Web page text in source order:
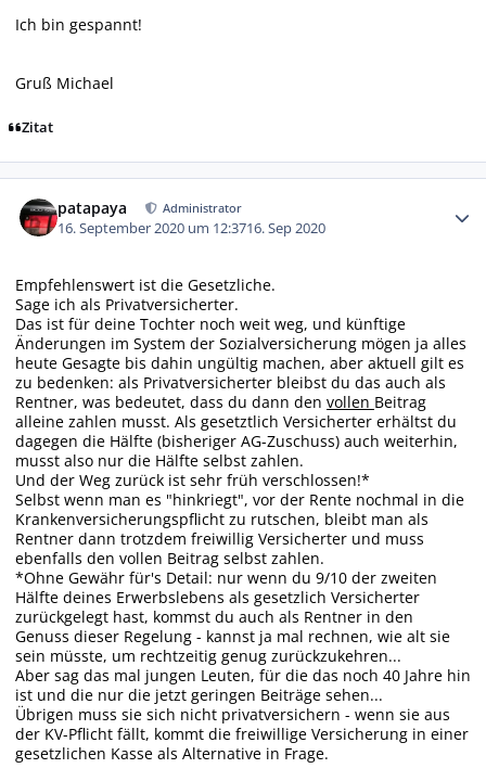
Ich bin gespannt!
Gruß Michael
Zitat
patapaya Administrator
16. September 2020 um 12:3716. Sep 2020
Empfehlenswert ist die Gesetzliche.
Sage ich als Privatversicherter.
Das ist für deine Tochter noch weit weg, und künftige
Änderungen im System der Sozialversicherung mögen ja alles
heute Gesagte bis dahin ungültig machen, aber aktuell gilt es
zu bedenken: als Privatversicherter bleibst du das auch als
Rentner, was bedeutet, dass du dann den vollen Beitrag
alleine zahlen musst. Als gesetztlich Versicherter erhältst du
dagegen die Hälfte (bisheriger AG-Zuschuss) auch weiterhin,
musst also nur die Hälfte selbst zahlen.
Und der Weg zurück ist sehr früh verschlossen!*
Selbst wenn man es "hinkriegt", vor der Rente nochmal in die
Krankenversicherungspflicht zu rutschen, bleibt man als
Rentner dann trotzdem freiwillig Versicherter und muss
ebenfalls den vollen Beitrag selbst zahlen.
*Ohne Gewähr für's Detail: nur wenn du 9/10 der zweiten
Hälfte deines Erwerbslebens als gesetzlich Versicherter
zurückgelegt hast, kommst du auch als Rentner in den
Genuss dieser Regelung - kannst ja mal rechnen, wie alt sie
sein müsste, um rechtzeitig genug zurückzukehren...
Aber sag das mal jungen Leuten, für die das noch 40 Jahre hin
ist und die nur die jetzt geringen Beiträge sehen...
Übrigen muss sie sich nicht privatversichern - wenn sie aus
der KV-Pflicht fällt, kommt die freiwillige Versicherung in einer
gesetzlichen Kasse als Alternative in Frage.